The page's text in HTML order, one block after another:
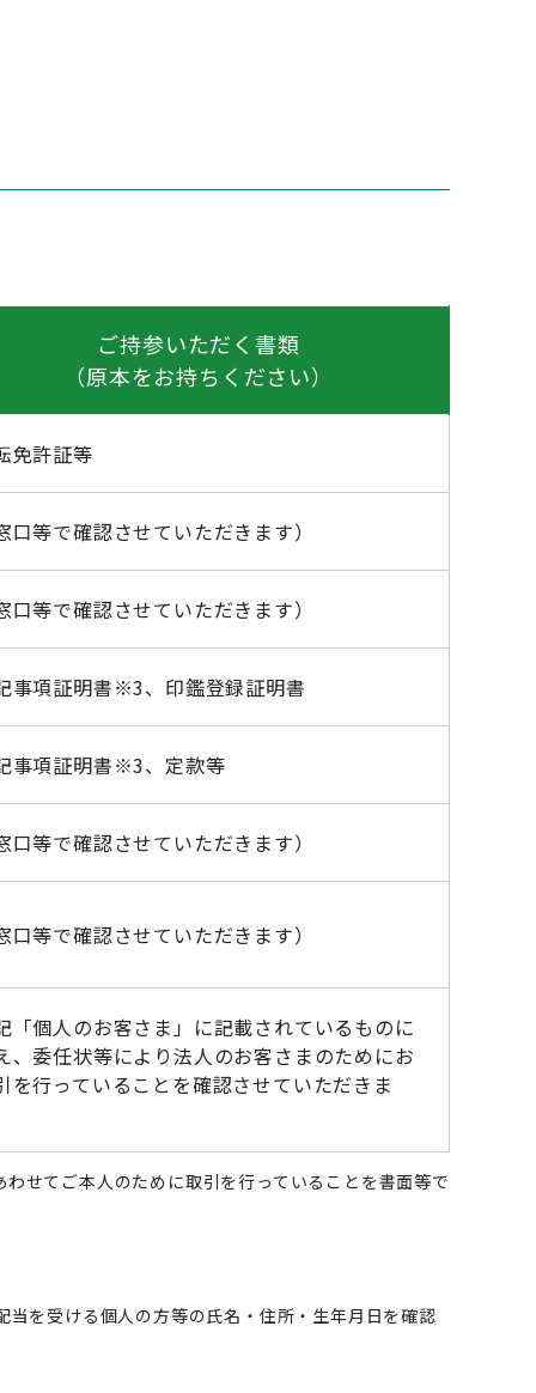
ご持参いただく書類
（原本をお持ちください）
免許証等
口等で確認させていただきます）
口等で確認させていただきます）
事項証明書※3、印鑑登録証明書
事項証明書※3、定款等
口等で確認させていただきます）
口等で確認させていただきます）
「個人のお客さま」に記載されているものに
、委任状等により法人のお客さまのためにお
を行っていることを確認させていただきま
せてご本人のために取引を行っていることを書面等で
を受ける個人の方等の氏名・住所・生年月日を確認